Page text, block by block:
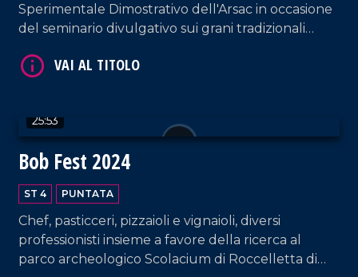
Sperimentale Dimostrativo dell'Arsac in occasione
del seminario divulgativo sui grani tradizionali
25:53
Bob Fest 2024
ST 4 PUNTATA
Chef, pasticceri, pizzaioli e vignaioli, diversi
professionisti insieme a favore della ricerca al
parco archeologico Scolacium di Roccelletta di
VAI AL TITOLO
VAI AL TITOLO